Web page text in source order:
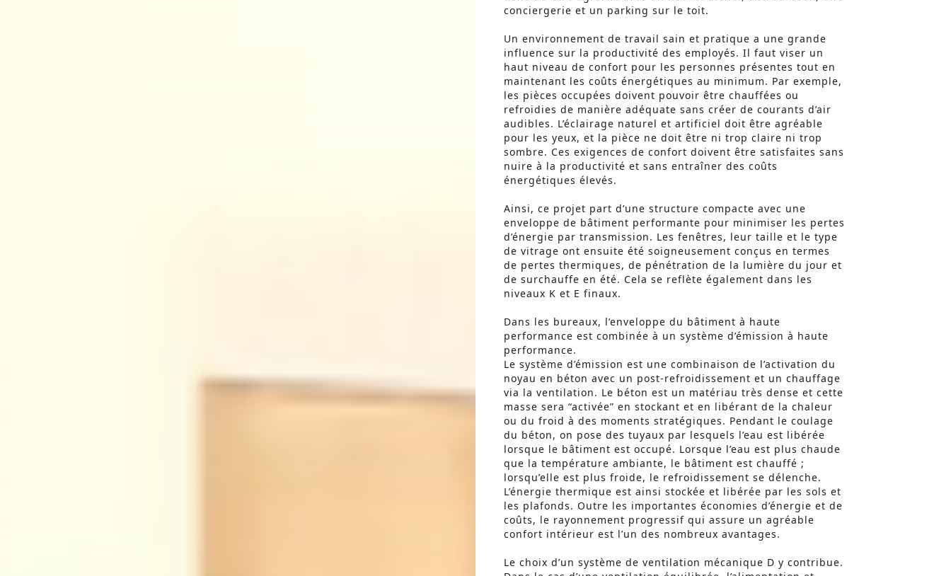
conciergerie et un parking sur le toit.
Un environnement de travail sain et pratique a une grande
influence sur la productivité des employés. Il faut viser un
haut niveau de confort pour les personnes présentes tout en
maintenant les coûts énergétiques au minimum. Par exemple,
les pièces occupées doivent pouvoir être chauffées ou
refroidies de manière adéquate sans créer de courants d’air
audibles. L’éclairage naturel et artificiel doit être agréable
pour les yeux, et la pièce ne doit être ni trop claire ni trop
sombre. Ces exigences de confort doivent être satisfaites sans
nuire à la productivité et sans entraîner des coûts
énergétiques élevés.
Ainsi, ce projet part d’une structure compacte avec une
enveloppe de bâtiment performante pour minimiser les pertes
d’énergie par transmission. Les fenêtres, leur taille et le type
de vitrage ont ensuite été soigneusement conçus en termes
de pertes thermiques, de pénétration de la lumière du jour et
de surchauffe en été. Cela se reflète également dans les
niveaux K et E finaux.
Dans les bureaux, l’enveloppe du bâtiment à haute
performance est combinée à un système d’émission à haute
performance.
Le système d’émission est une combinaison de l’activation du
noyau en béton avec un post-refroidissement et un chauffage
via la ventilation. Le béton est un matériau très dense et cette
masse sera “activée” en stockant et en libérant de la chaleur
ou du froid à des moments stratégiques. Pendant le coulage
du béton, on pose des tuyaux par lesquels l’eau est libérée
lorsque le bâtiment est occupé. Lorsque l’eau est plus chaude
que la température ambiante, le bâtiment est chauffé ;
lorsqu’elle est plus froide, le refroidissement se délenche.
L’énergie thermique est ainsi stockée et libérée par les sols et
les plafonds. Outre les importantes économies d’énergie et de
coûts, le rayonnement progressif qui assure un agréable
confort intérieur est l’un des nombreux avantages.
Le choix d’un système de ventilation mécanique D y contribue.